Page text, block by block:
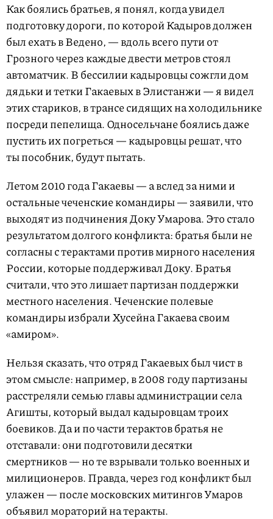
Как боялись братьев, я понял, когда увидел
подготовку дороги, по которой Кадыров должен
был ехать в Ведено, — вдоль всего пути от
Грозного через каждые двести метров стоял
автоматчик. В бессилии кадыровцы сожгли дом
дядьки и тетки Гакаевых в Элистанжи — я видел
этих стариков, в трансе сидящих на холодильнике
посреди пепелища. Односельчане боялись даже
пустить их погреться — кадыровцы решат, что
ты пособник, будут пытать.
Летом 2010 года Гакаевы — а вслед за ними и
остальные чеченские командиры — заявили, что
выходят из подчинения Доку Умарова. Это стало
результатом долгого конфликта: братья были не
согласны с тер­актами против мирного населения
России, которые поддерживал Доку. Братья
считали, что это лишает партизан поддержки
местного населения. Чеченские полевые
командиры избрали Хусейна Гакаева своим
«амиром».
Нельзя сказать, что отряд Гакаевых был чист в
этом смысле: например, в 2008 году партизаны
расстреляли семью главы администрации села
Агишты, который выдал кадыровцам троих
боевиков. Да и по части терактов братья не
отставали: они подготовили десятки
смертников — но те взрывали только военных и
милиционеров. Правда, через год конфликт был
улажен — после московских митингов Умаров
объявил мораторий на теракты.